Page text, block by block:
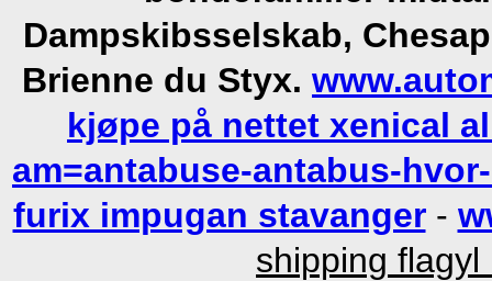
Dampskibsselskab,
Brienne du Styx.
kjøpe på nettet xenical
am=antabuse-antabus-
furix impugan stavanger-
shipping